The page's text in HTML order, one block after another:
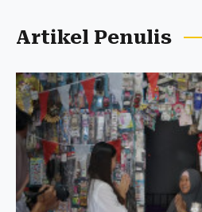
Artikel Penulis